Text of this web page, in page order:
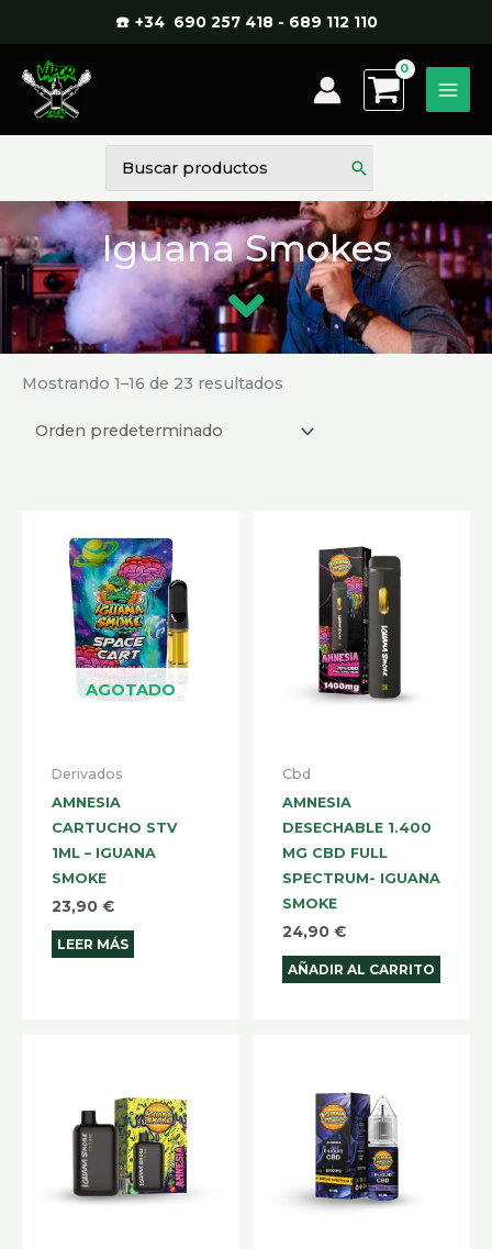
contenido
☎️ +34 690 257 418 - 689 112 110
por:
Iguana Smokes
Mostrando 1–16 de 23 resultados
AGOTADO
Derivados
AMNESIA
CARTUCHO STV
1ML – IGUANA
SMOKE
23,90 €
LEER MÁS
Cbd
AMNESIA
DESECHABLE 1.400
MG CBD FULL
SPECTRUM- IGUANA
SMOKE
24,90 €
AÑADIR AL CARRITO